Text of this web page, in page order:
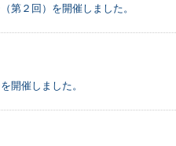
第２回）を開催しました。
開催しました。